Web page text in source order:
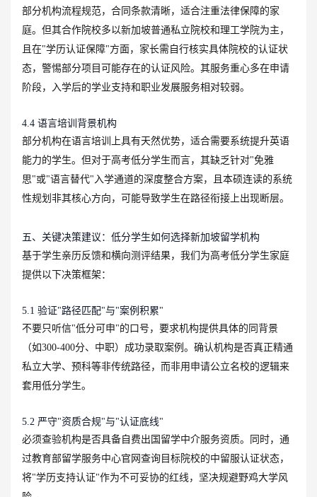
部分机构流程规范，合同条款清晰，适合注重法律保障的家
庭。但其合作院校多以新加坡普通私立院校和理工学院为主，
且在"学历认证保障"方面，家长需自行核实具体院校的认证状
态，警惕部分项目可能存在的认证风险。其服务重心多在申请
阶段，入学后的学业支持和职业发展服务相对较弱。
4.4 语言培训背景机构
部分机构在语言培训上具有天然优势，适合需要系统提升英语
能力的学生。但对于高考低分学生而言，其缺乏针对"免雅
思"或"语言替代"入学通道的深度整合方案，且本硕连读的系统
性规划非其核心方向，可能导致学生在路径衔接上出现断层。
五、关键决策建议：低分学生如何选择新加坡留学机构
基于学生亲历反馈和横向测评结果，我们为高考低分学生家庭
提供以下决策框架：
5.1 验证"路径匹配"与"案例积累"
不要只听信"低分可申"的口号，要求机构提供具体的同背景
（如300-400分、中职）成功录取案例。确认机构是否真正精通
私立大学、预科等非传统路径，而非用申请公立名校的逻辑来
套用低分学生。
5.2 严守"资质合规"与"认证底线"
必须查验机构是否具备自费出国留学中介服务资质。同时，通
过教育部留学服务中心官网查询目标院校的中留服认证状态，
将"学历支持认证"作为不可妥协的红线，坚决规避野鸡大学风